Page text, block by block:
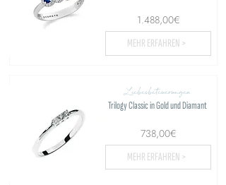
1.488,00€
MEHR ERFAHREN >
Liebesbeteuerungen
Trilogy Classic in Gold und Diamant
738,00€
MEHR ERFAHREN >